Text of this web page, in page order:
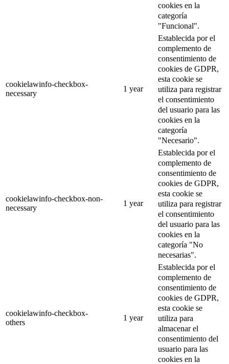
cookies en la
categoría
"Funcional".
cookielawinfo-checkbox-
necessary
1 year
Establecida por el
complemento de
consentimiento de
cookies de GDPR,
esta cookie se
utiliza para registrar
el consentimiento
del usuario para las
cookies en la
categoría
"Necesario".
cookielawinfo-checkbox-non-
necessary
1 year
Establecida por el
complemento de
consentimiento de
cookies de GDPR,
esta cookie se
utiliza para registrar
el consentimiento
del usuario para las
cookies en la
categoría "No
necesarias".
cookielawinfo-checkbox-
others
1 year
Establecida por el
complemento de
consentimiento de
cookies de GDPR,
esta cookie se
utiliza para
almacenar el
consentimiento del
usuario para las
cookies en la